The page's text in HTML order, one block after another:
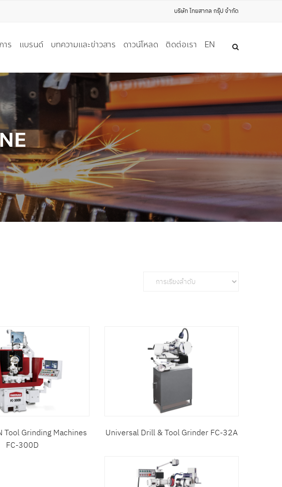
บริษัท ไทยสากล กรุ๊ป จำกัด
ดโลหะ
ดอลูมิเนียมและวัสดุ NON-FERROUS อื่นๆ
ดเลเซอร์
บขอบท่อ(CHAMFER)
ดัดท่อ(BENDER)
ลับคม และ เครื่อง EDM
แปรรูปท่อ
าร แบรนด์ บทความและข่าวสาร ดาวน์โหลด ติดต่อเรา EN
Tool Grinding Machines
FC-300D
Universal Drill & Tool Grinder FC-32A